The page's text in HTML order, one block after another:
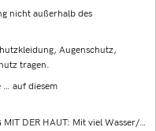
nicht außerhalb des
Augenschutz,
tragen.
… auf diesem
MIT DER HAUT: Mit viel Wasser/…